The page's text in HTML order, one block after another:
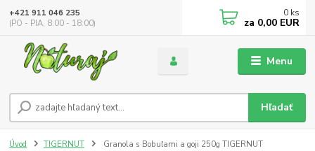
Menu
Hľadať
+421 911 046 235
(PO - PIA, 8:00 - 18:00)
0 ks
za 0,00 EUR
Úvod TIGERNUT Granola s Bobuľami a goji 250g TIGERNUT